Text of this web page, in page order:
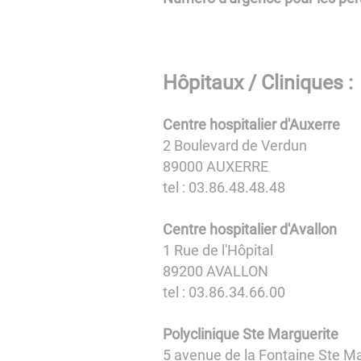
Hôpitaux / Cliniques :
Centre hospitalier d'Auxerre
2 Boulevard de Verdun
89000 AUXERRE
tel : 03.86.48.48.48
Centre hospitalier d'Avallon
1 Rue de l'Hôpital
89200 AVALLON
tel : 03.86.34.66.00
Polyclinique Ste Marguerite
5 avenue de la Fontaine Ste